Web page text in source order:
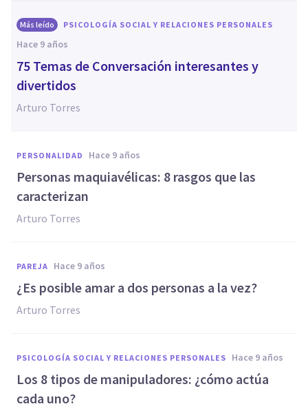
Más leído PSICOLOGÍA SOCIAL Y RELACIONES PERSONALES
hace 9 años
75 Temas de Conversación interesantes y
divertidos
Arturo Torres
PERSONALIDAD hace 9 años
​Personas maquiavélicas: 8 rasgos que las
caracterizan
Arturo Torres
PAREJA hace 9 años
​¿Es posible amar a dos personas a la vez?
Arturo Torres
PSICOLOGÍA SOCIAL Y RELACIONES PERSONALES hace 9 años
​Los 8 tipos de manipuladores: ¿cómo actúa
cada uno?